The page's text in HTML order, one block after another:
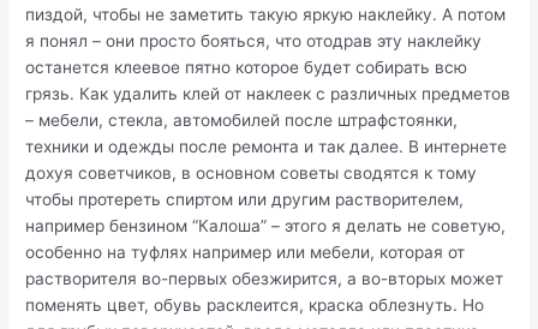
пиздой, чтобы не заметить такую яркую наклейку. А потом
я понял – они просто бояться, что отодрав эту наклейку
останется клеевое пятно которое будет собирать всю
грязь. Как удалить клей от наклеек с различных предметов
– мебели, стекла, автомобилей после штрафстоянки,
техники и одежды после ремонта и так далее. В интернете
дохуя советчиков, в основном советы сводятся к тому
чтобы протереть спиртом или другим растворителем,
например бензином “Калоша” – этого я делать не советую,
особенно на туфлях например или мебели, которая от
растворителя во-первых обезжирится, а во-вторых может
поменять цвет, обувь расклеится, краска облезнуть. Но